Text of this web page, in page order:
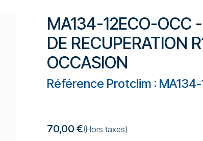
MA134-12ECO-OCC
DE RECUPERATION
OCCASION
Référence Protclim : MA134-
70,00 €(Hors taxes)